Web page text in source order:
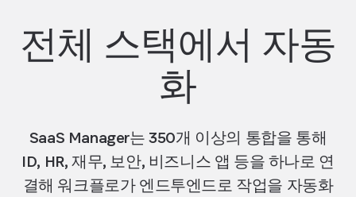
전체 스택에서 자동
화
SaaS Manager는 350개 이상의 통합을 통해
ID, HR, 재무, 보안, 비즈니스 앱 등을 하나로 연
결해 워크플로가 엔드투엔드로 작업을 자동화